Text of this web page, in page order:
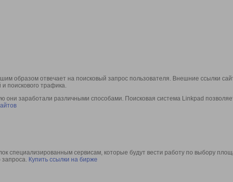
образом отвечает на поисковый запрос пользователя. Внешние ссылки
поискового трафика.
заработали различными способами. Поисковая система Linkpad
специализированным сервисам, которые будут вести работу по выбору
запроса. Купить ссылки на бирже